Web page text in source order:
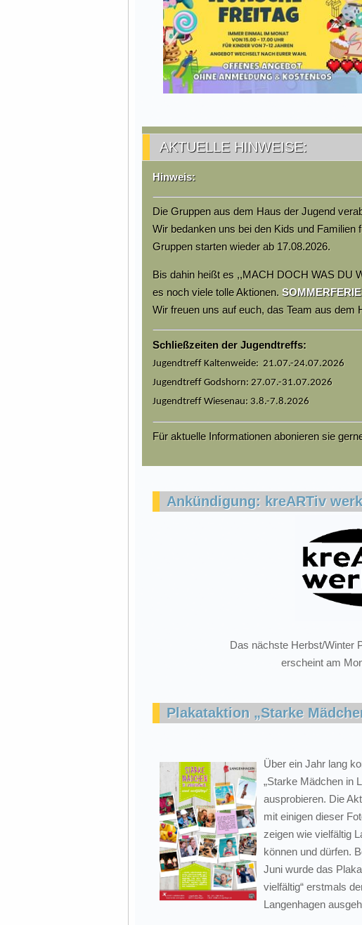
AKTUELLE HINWEISE:
Hinweis:
Die Gruppen aus dem Haus der Jugend
Wir bedanken uns bei den Kids und
Gruppen starten wieder ab 17.08.2026.
Bis dahin heißt es ,,MACH DOCH WAS DU
es noch viele tolle Aktionen.
Wir freuen uns auf euch, das Team aus dem
Schließzeiten der Jugendtreffs:
Jugendtreff Kaltenweide: 21.07.-24.07.2026
Jugendtreff Godshorn: 27.07.-31.07.2026
Jugendtreff Wiesenau: 3.8.-7.8.2026
Für aktuelle Informationen abonieren sie
Ankündigung: kreARTiv
Das nächste Herbst/Winter
erscheint am
Plakataktion „Starke
Über ein Jahr lang
„Starke Mädchen in
ausprobieren. Die
mit einigen dieser
zeigen wie vielfältig
können und dürfen.
Juni wurde das
vielfältig“ erstmals
Langenhagen